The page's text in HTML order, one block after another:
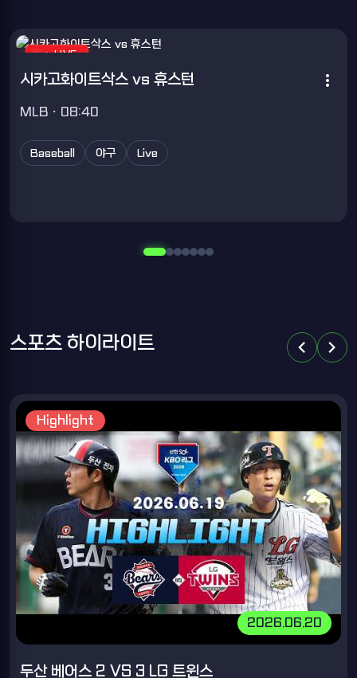
chevron_rightLIVE
시카고화이트삭스 vs 휴스턴 more_vert
MLB · 08:40
Baseball 야구 Live
스포츠 하이라이트 chevron_left chevron_right
Highlight
2026.06.20
두산 베어스 2 VS 3 LG 트윈스